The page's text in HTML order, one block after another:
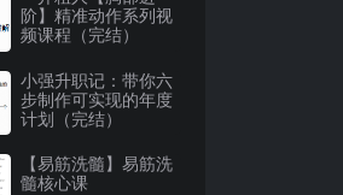
阶】精准动作系列视
频课程（完结）
小强升职记：带你六
步制作可实现的年度
计划（完结）
【易筋洗髓】易筋洗
髓核心课